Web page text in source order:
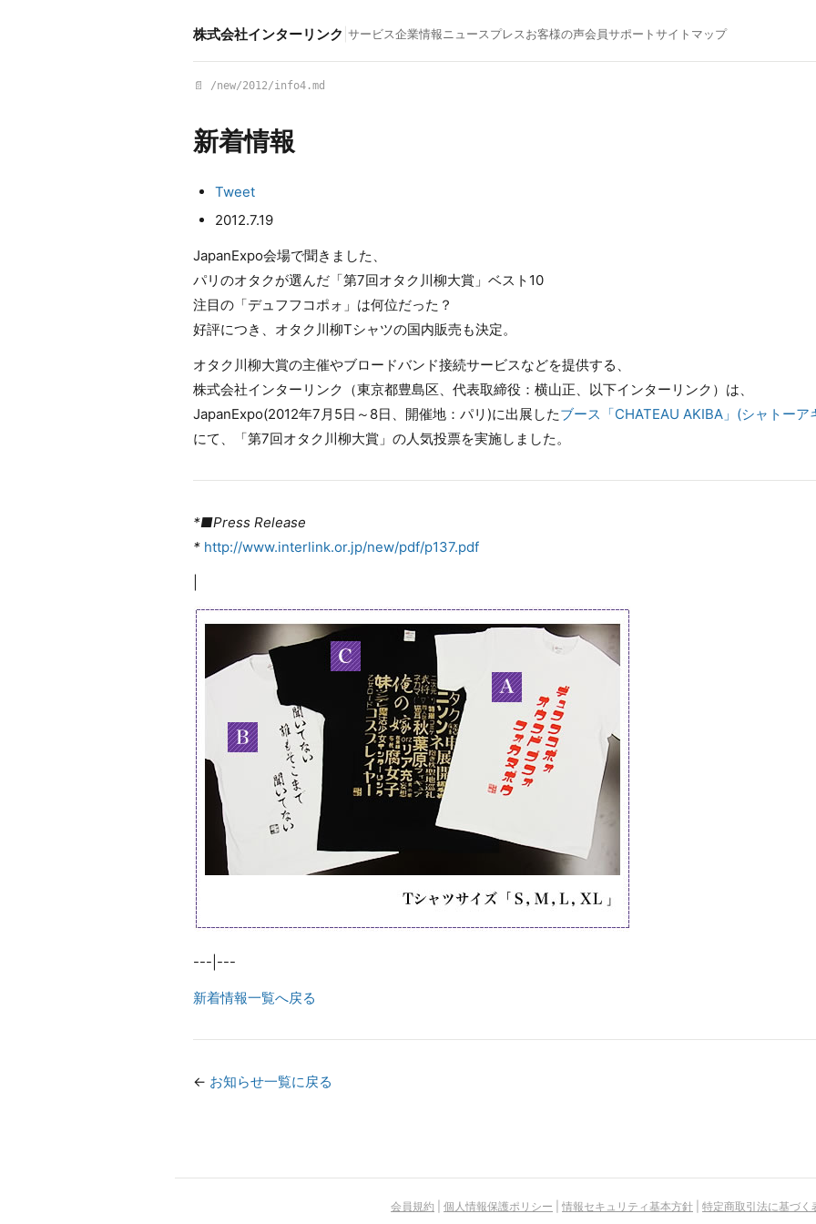
株式会社インターリンク サービス企業情報ニュースプレスお客様の声会員サポートサイトマップ
📄 /new/2012/info4.md
新着情報
Tweet
2012.7.19
JapanExpo会場で聞きました、
パリのオタクが選んだ「第7回オタク川柳大賞」ベスト10
注目の「デュフフコポォ」は何位だった？
好評につき、オタク川柳Tシャツの国内販売も決定。
オタク川柳大賞の主催やブロードバンド接続サービスなどを提供する、
株式会社インターリンク（東京都豊島区、代表取締役：横山正、以下インターリンク）は、
JapanExpo(2012年7月5日～8日、開催地：パリ)に出展したブース「CHATEAU AKIBA」(シャトーア
にて、「第7回オタク川柳大賞」の人気投票を実施しました。
*■Press Release
* http://www.interlink.or.jp/new/pdf/p137.pdf
---|---
新着情報一覧へ戻る
← お知らせ一覧に戻る
会員規約 個人情報保護ポリシー 情報セキュリティ基本方針 特定商取引法に基づく